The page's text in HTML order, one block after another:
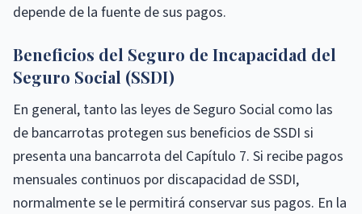
depende de la fuente de sus pagos.
Beneficios del Seguro de Incapacidad del
Seguro Social (SSDI)
En general, tanto las leyes de Seguro Social como las
de bancarrotas protegen sus beneficios de SSDI si
presenta una bancarrota del Capítulo 7. Si recibe pagos
mensuales continuos por discapacidad de SSDI,
normalmente se le permitirá conservar sus pagos. En la